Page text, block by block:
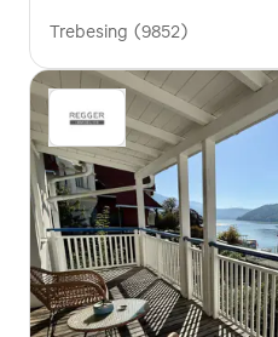
Trebesing (9852)